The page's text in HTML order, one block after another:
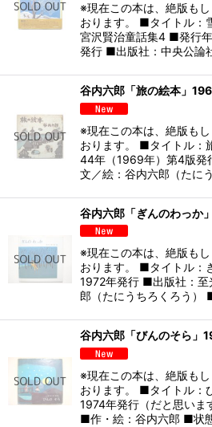
※現在この本は、絶版も
おります。 ■タイトル：
宮沢賢治童話集4 ■発行
発行 ■出版社：中央公論
谷内六郎「旅の絵本」
※現在この本は、絶版も
おります。 ■タイトル：
44年（1969年）第4版
文／絵：谷内六郎（たに
谷内六郎「ぎんのわっか
※現在この本は、絶版も
おります。 ■タイトル：
1972年発行 ■出版社：
郎（たにうちろくろう）
谷内六郎「びんのそら」
※現在この本は、絶版も
おります。 ■タイトル：
1974年発行（だと思い
■作・絵：谷内六郎 ■状